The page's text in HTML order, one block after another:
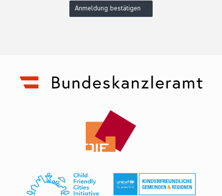
Anmeldung bestätigen